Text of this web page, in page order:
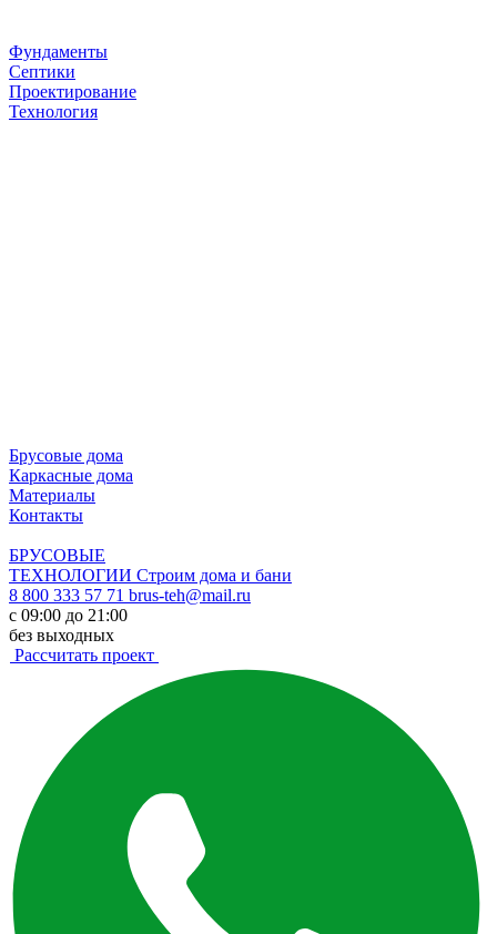
Фундаменты
Септики
Проектирование
Технология
Брусовые дома
Каркасные дома
Материалы
Контакты
БРУСОВЫЕ
ТЕХНОЛОГИИ Строим дома и бани
8 800 333 57 71 brus-teh@mail.ru
с 09:00 до 21:00
без выходных
Рассчитать проект